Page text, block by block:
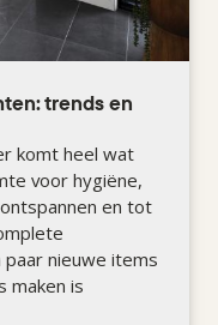
trends en
komt heel wat
voor hygiëne,
en tot
nieuwe items
maken is